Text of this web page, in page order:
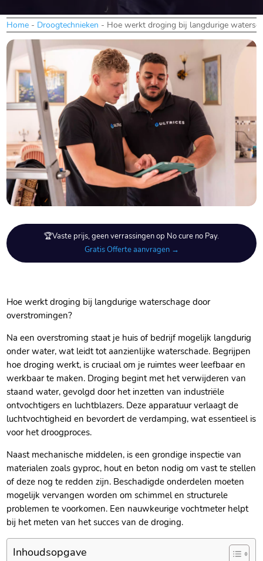
Home - Droogtechnieken - Hoe werkt droging bij langdurige
🏆Vaste prijs, geen verrassingen op No cure no Pay.
Gratis Offerte aanvragen →
Hoe werkt droging bij langdurige waterschage door
overstromingen?
Na een overstroming staat je huis of bedrijf mogelijk langdurig
onder water, wat leidt tot aanzienlijke waterschade.​ Begrijpen
hoe droging werkt, is cruciaal om je ruimtes weer leefbaar en
werkbaar te maken.​ Droging begint met het verwijderen van
staand water, gevolgd door het inzetten van industriële
ontvochtigers en luchtblazers.​ Deze apparatuur verlaagt de
luchtvochtigheid en bevordert de verdamping, wat essentieel is
voor het droogproces.​
Naast mechanische middelen, is een grondige inspectie van
materialen zoals gyproc, hout en beton nodig om vast te stellen
of deze nog te redden zijn.​ Beschadigde onderdelen moeten
mogelijk vervangen worden om schimmel en structurele
problemen te voorkomen.​ Een nauwkeurige vochtmeter helpt
bij het meten van het succes van de droging.​
Inhoudsopgave